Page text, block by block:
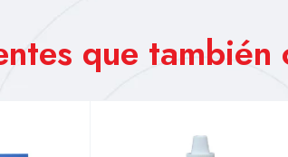
que